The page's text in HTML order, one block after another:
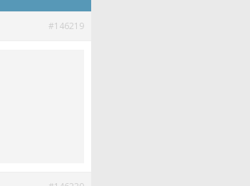
#146219